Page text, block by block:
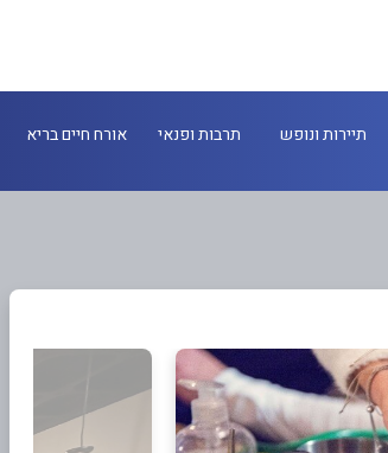
תיירות ונופש תרבות ופנאי אורח חיים בריא